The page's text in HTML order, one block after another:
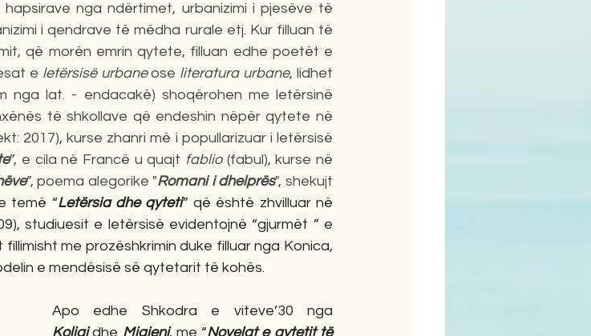
nga ndërtimet, urbanizimi i pjesëve të
i qendrave të mëdha rurale etj. Kur filluan të
që morën emrin qytete, filluan edhe poetët e
e letërsisë urbane ose literatura urbane, lidhet
nga lat. - endacakë) shoqërohen me letërsinë
të shkollave që endeshin nëpër qytete në
2017), kurse zhanri më i popullarizuar i letërsisë
”, e cila në Francë u quajt fablio (fabul), kurse në
”, poema alegorike "Romani i dhelprës", shekujt
temë “Letërsia dhe qyteti” që është zhvilluar në
studiuesit e letërsisë evidentojnë “gjurmët ” e
me prozëshkrimin duke filluar nga Konica,
e mendësisë së qytetarit të kohës.
Koliqi dhe Migjeni, me “Novelat e qytetit të